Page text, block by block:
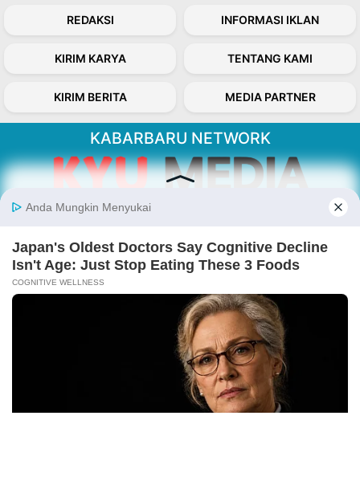
REDAKSI INFORMASI IKLAN
KIRIM KARYA TENTANG KAMI
KIRIM BERITA MEDIA PARTNER
KABARBARU NETWORK
Kabarbaru.co menyajikan berita aktual dan
inspiratif dari sudut pandang berbaik sangka
serta terverifikasi dari sumber yang tepat.
Follow Kabarbaru